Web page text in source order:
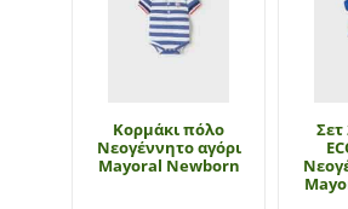
Κορμάκι πόλο
Νεογέννητο αγόρι
Mayoral Newborn
Σετ